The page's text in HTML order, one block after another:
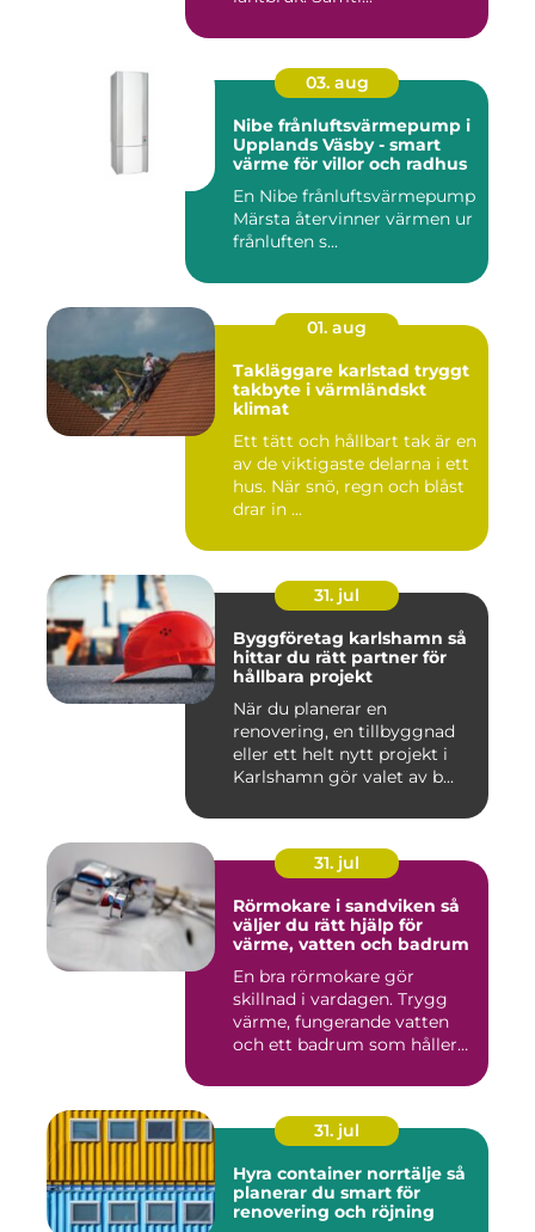
03. aug
Nibe frånluftsvärmepump i
Upplands Väsby - smart
värme för villor och radhus
En Nibe frånluftsvärmepump
Märsta återvinner värmen ur
frånluften s...
01. aug
Takläggare karlstad tryggt
takbyte i värmländskt
klimat
Ett tätt och hållbart tak är en
av de viktigaste delarna i ett
hus. När snö, regn och blåst
drar in ...
31. jul
Byggföretag karlshamn så
hittar du rätt partner för
hållbara projekt
När du planerar en
renovering, en tillbyggnad
eller ett helt nytt projekt i
Karlshamn gör valet av b...
31. jul
Rörmokare i sandviken så
väljer du rätt hjälp för
värme, vatten och badrum
En bra rörmokare gör
skillnad i vardagen. Trygg
värme, fungerande vatten
och ett badrum som håller
31. jul
Hyra container norrtälje så
planerar du smart för
renovering och röjning